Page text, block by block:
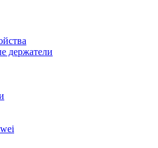
держатели